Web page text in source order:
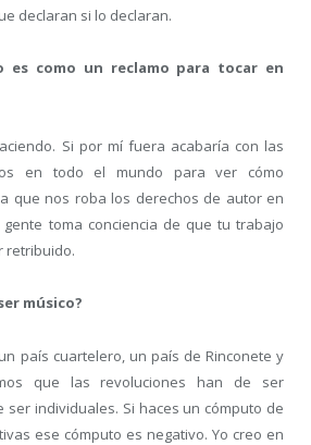
declaran si lo declaran.
es como un reclamo para tocar en
Si por mí fuera acabaría con las
en todo el mundo para ver cómo
que nos roba los derechos de autor en
toma conciencia de que tu trabajo
retribuido.
músico?
país cuartelero, un país de Rinconete y
que las revoluciones han de ser
ser individuales. Si haces un cómputo de
ese cómputo es negativo. Yo creo en